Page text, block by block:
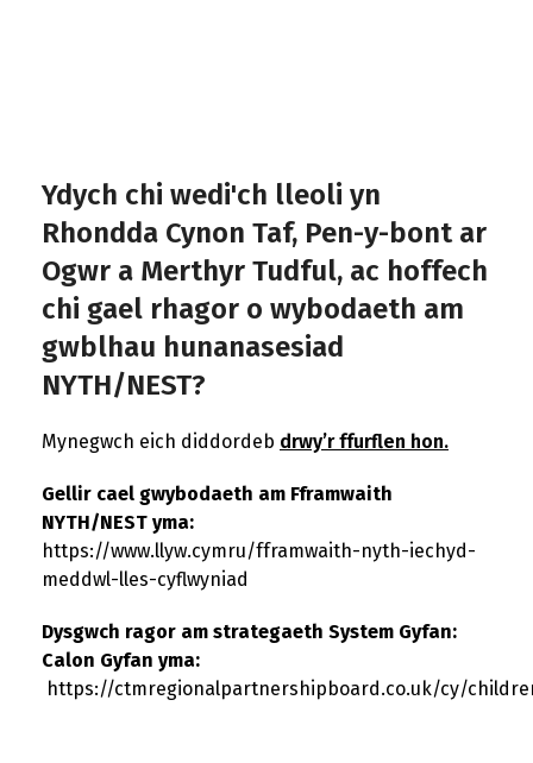
Ydych chi wedi'ch lleoli yn
Rhondda Cynon Taf, Pen-y-bont ar
Ogwr a Merthyr Tudful, ac hoffech
chi gael rhagor o wybodaeth am
gwblhau hunanasesiad
NYTH/NEST?
Mynegwch eich diddordeb drwy’r ffurflen hon.
Gellir cael gwybodaeth am Fframwaith
NYTH/NEST yma:
https://www.llyw.cymru/fframwaith-nyth-iechyd-
meddwl-lles-cyflwyniad
Dysgwch ragor am strategaeth System Gyfan:
Calon Gyfan yma:
https://ctmregionalpartnershipboard.co.uk/cy/